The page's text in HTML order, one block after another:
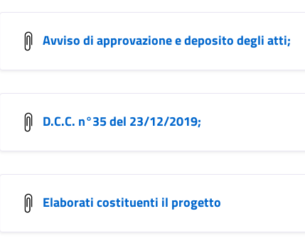
Avviso di approvazione e deposito degli atti;
D.C.C. n°35 del 23/12/2019;
Elaborati costituenti il progetto